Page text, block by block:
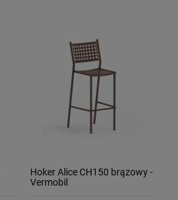
Hoker Alice CH150 brązowy -
Vermobil